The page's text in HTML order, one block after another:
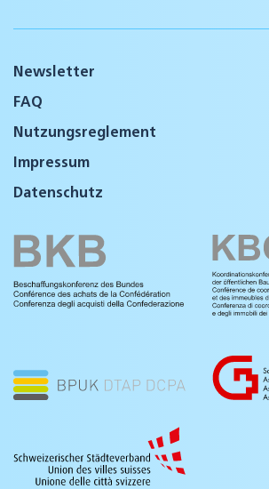
Newsletter
FAQ
Nutzungsreglement
Impressum
Datenschutz